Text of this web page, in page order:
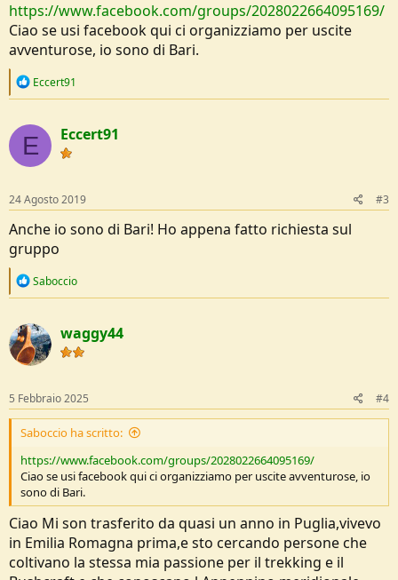
https://www.facebook.com/groups/2028022664095169/
Ciao se usi facebook qui ci organizziamo per uscite
avventurose, io sono di Bari.
R
c
t
i
o
s
:
Eccert91
E Eccert91
24 Agosto 2019 #3
Anche io sono di Bari! Ho appena fatto richiesta sul
gruppo
R
c
t
i
o
s
:
Saboccio
waggy44
5 Febbraio 2025 #4
Saboccio ha scritto:
https://www.facebook.com/groups/2028022664095169/
Ciao se usi facebook qui ci organizziamo per uscite avventurose, io
sono di Bari.
Ciao Mi son trasferito da quasi un anno in Puglia,vivevo
in Emilia Romagna prima,e sto cercando persone che
coltivano la stessa mia passione per il trekking e il